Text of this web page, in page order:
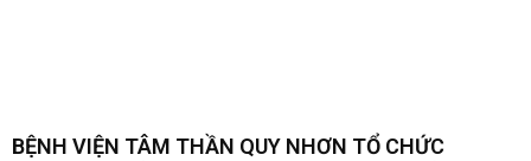
BỆNH VIỆN TÂM THẦN QUY NHƠN TỔ CHỨC